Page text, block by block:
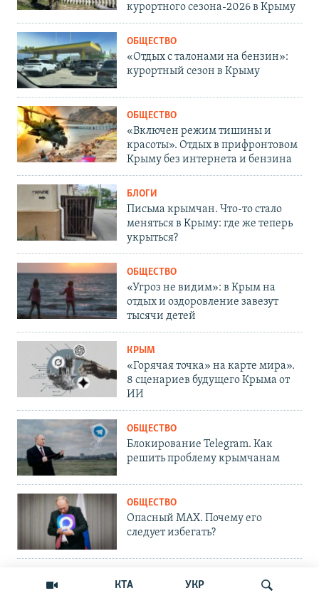
КТА УКР
курортного сезона-2026 в Крыму
ОБЩЕСТВО
«Отдых с талонами на бензин»:
курортный сезон в Крыму
ОБЩЕСТВО
«Включен режим тишины и
красоты». Отдых в прифронтовом
Крыму без интернета и бензина
БЛОГИ
Письма крымчан. Что-то стало
меняться в Крыму: где же теперь
укрыться?
ОБЩЕСТВО
«Угроз не видим»: в Крым на
отдых и оздоровление завезут
тысячи детей
КРЫМ
«Горячая точка» на карте мира».
8 сценариев будущего Крыма от
ИИ
ОБЩЕСТВО
Блокирование Telegram. Как
решить проблему крымчанам
ОБЩЕСТВО
Опасный MAX. Почему его
следует избегать?